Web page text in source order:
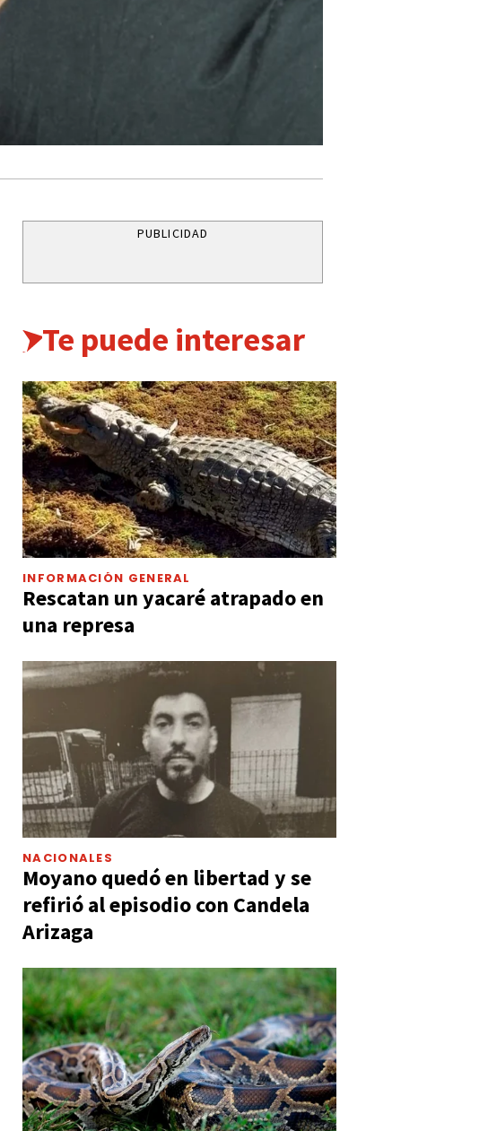
PUBLICIDAD
Te puede interesar
INFORMACIÓN GENERAL
Rescatan un yacaré atrapado en
una represa
NACIONALES
Moyano quedó en libertad y se
refirió al episodio con Candela
Arizaga